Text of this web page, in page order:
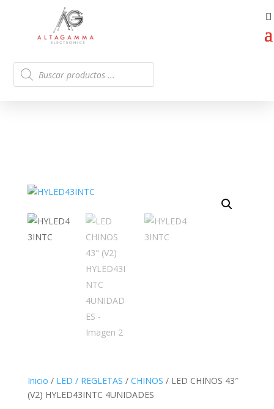
Búsqueda
de
productos
Inicio / LED / REGLETAS / CHINOS / LED CHINOS 43″
(V2) HYLED43INTC 4UNIDADES